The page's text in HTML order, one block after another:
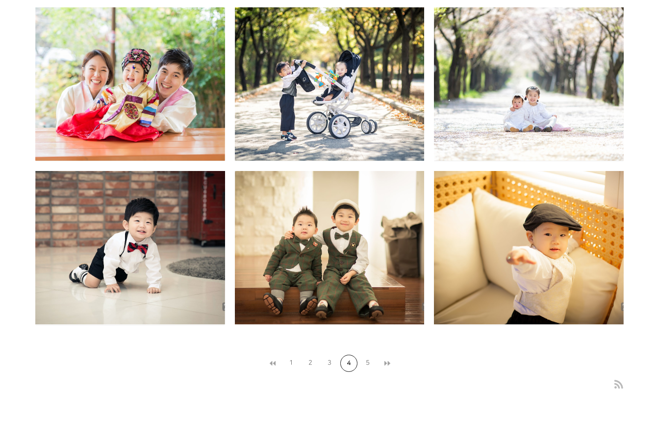
아트리움 대구돌스냅 아트리움 대구돌스냅 미담한정식 수목원점 대구돌스냅
아현정 대구돌스냅 돌잔치 야외스냅 대구돌스냅
가정집 돌잔치 야외 스냅촬영 대구돌
스냅
1 2 3 4 5